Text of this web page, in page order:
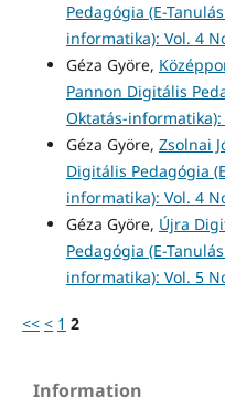
Pedagógia (E-
informatika): Vol. 4
Géza Györe,
Pannon Digitális
Oktatás-informatika):
Géza Györe, Zsolnai
Digitális Pedagógia
informatika): Vol. 4
Géza Györe, Újra
Pedagógia (E-
informatika): Vol. 5
<< < 1 2
Information